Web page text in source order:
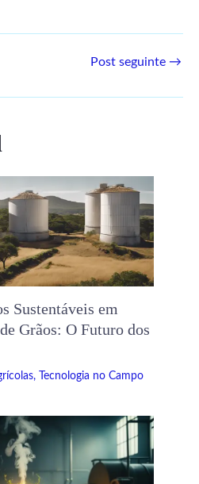
Post seguinte →
Sustentáveis ​​em
Grãos: O Futuro dos
, Tecnologia no Campo